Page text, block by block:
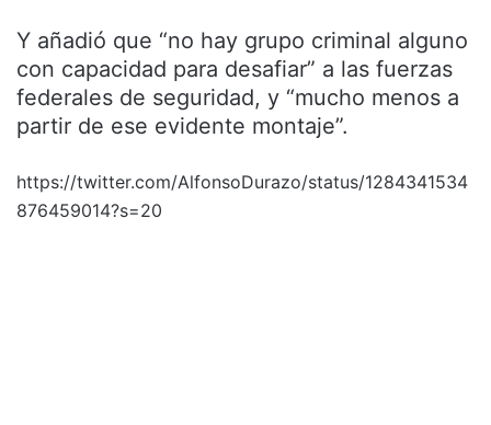
Y añadió que “no hay grupo criminal alguno
con capacidad para desafiar” a las fuerzas
federales de seguridad, y “mucho menos a
partir de ese evidente montaje”.
https://twitter.com/AlfonsoDurazo/status/1284341534
876459014?s=20